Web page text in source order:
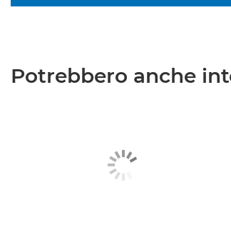
Potrebbero anche